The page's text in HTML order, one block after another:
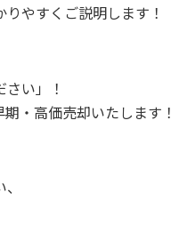
やすくご説明します！
い」！
・高価売却いたします！